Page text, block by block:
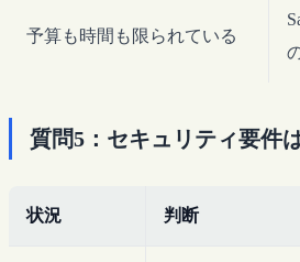
予算も時間も限られている
質問5：セキュリティ要件
状況 判断